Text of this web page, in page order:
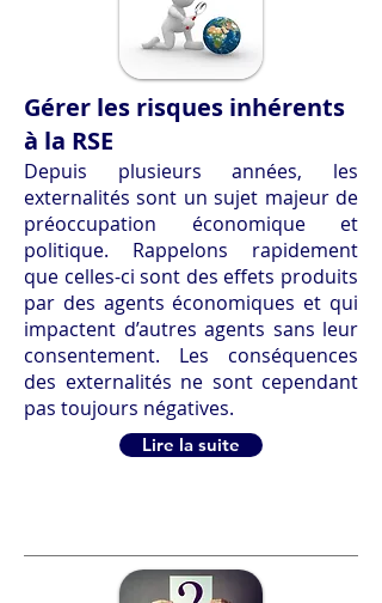
Gérer les risques inhérents
à la RSE
Depuis plusieurs années, les
externalités sont un sujet majeur de
préoccupation économique et
politique. Rappelons rapidement
que celles-ci sont des effets produits
par des agents économiques et qui
impactent d’autres agents sans leur
consentement. Les conséquences
des externalités ne sont cependant
pas toujours négatives.
Lire la suite